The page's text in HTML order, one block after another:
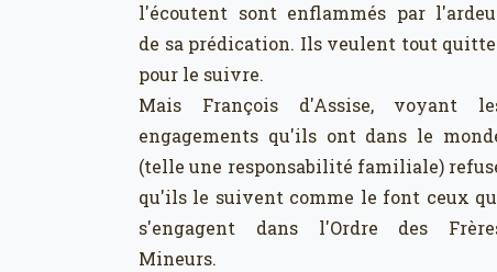
l'écoutent sont enflammés par
de sa prédication. Ils veulent tout
pour le suivre.
Mais François d'Assise, voyant
engagements qu'ils ont dans le
(telle une responsabilité familiale)
qu'ils le suivent comme le font ceux
s'engagent dans l'Ordre des
Mineurs.